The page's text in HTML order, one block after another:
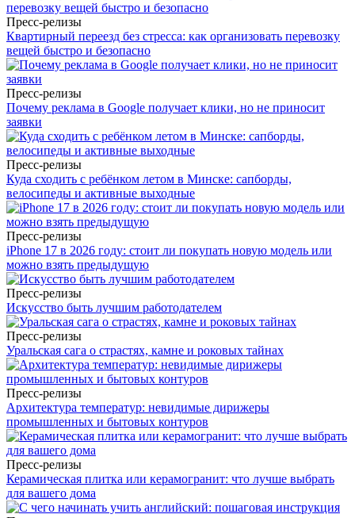
Пресс-релизы
Квартирный переезд без стресса: как организовать перевозку
вещей быстро и безопасно
Пресс-релизы
Почему реклама в Google получает клики, но не приносит
заявки
Пресс-релизы
Куда сходить с ребёнком летом в Минске: сапборды,
велосипеды и активные выходные
Пресс-релизы
iPhone 17 в 2026 году: стоит ли покупать новую модель или
можно взять предыдущую
Пресс-релизы
Искусство быть лучшим работодателем
Пресс-релизы
Уральская сага о страстях, камне и роковых тайнах
Пресс-релизы
Архитектура температур: невидимые дирижеры
промышленных и бытовых контуров
Пресс-релизы
Керамическая плитка или керамогранит: что лучше выбрать
для вашего дома